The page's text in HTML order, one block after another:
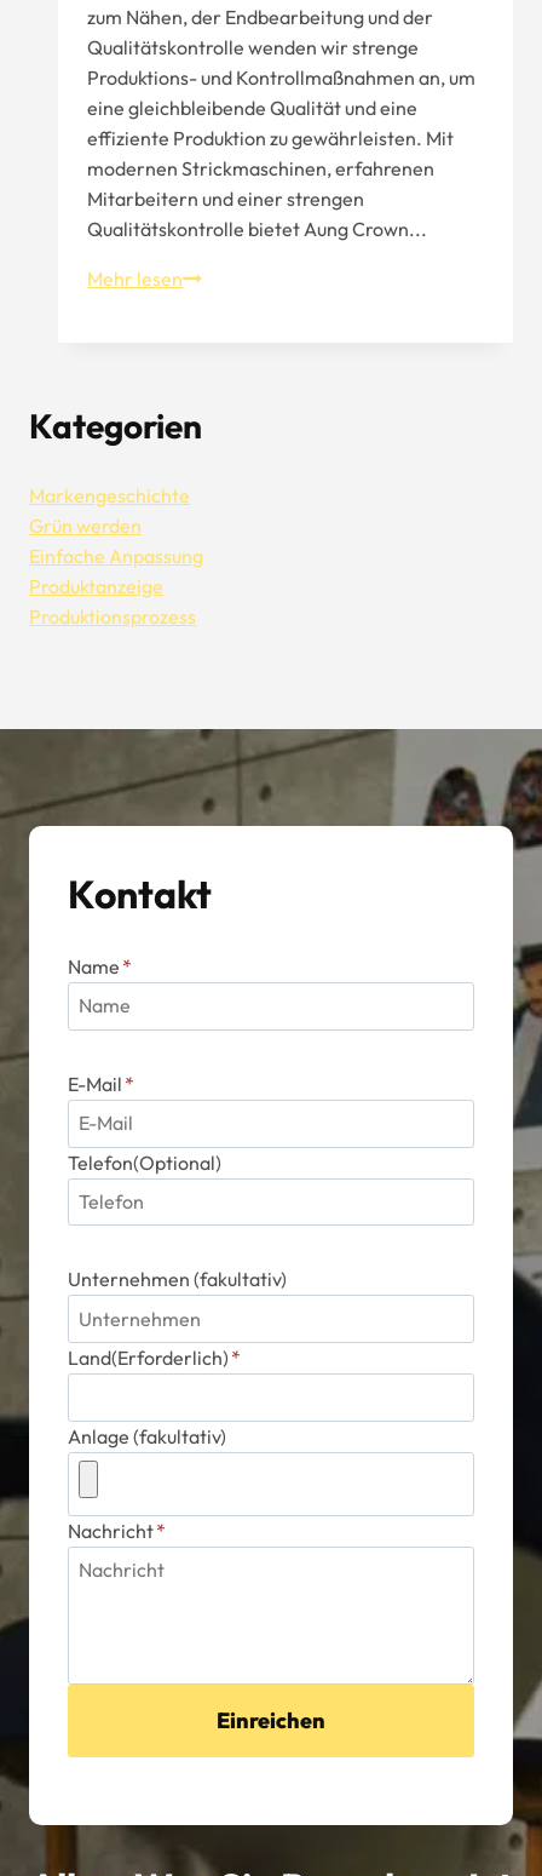
zum Nähen, der Endbearbeitung und der
Qualitätskontrolle wenden wir strenge
Produktions- und Kontrollmaßnahmen an, um
eine gleichbleibende Qualität und eine
effiziente Produktion zu gewährleisten. Mit
modernen Strickmaschinen, erfahrenen
Mitarbeitern und einer strengen
Qualitätskontrolle bietet Aung Crown...
Mehr lesenInside
Strickmützen
Pullovern
Kategorien
Markengeschichte
Grün werden
Einfache Anpassung
Produktanzeige
Produktionsprozess
Kontakt
Name *
E-Mail *
Telefon(Optional)
Unternehmen (fakultativ)
Land(Erforderlich) *
Anlage (fakultativ)
Nachricht*
Einreichen